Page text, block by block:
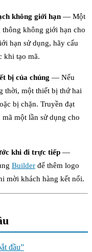
không giới hạn — Một
không giới hạn cho
hạn sử dụng, hãy cấu
khi tạo mã.
bị của chúng — Nếu
thời, một thiết bị thứ hai
bị chặn. Truyền đạt
một lần sử dụng cho
khi đi trực tiếp —
Builder để thêm logo
mời khách hàng kết nối.
đầu”